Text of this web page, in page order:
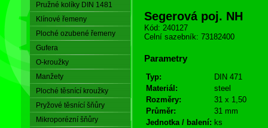
Pružné kolíky DIN 1481
Klínové řemeny
Ploché ozubené řemeny
Gufera
O-kroužky
Manžety
Ploché těsnící kroužky
Pryžové těsnící šňůry
Mikroporézní šňůry
Segerová poj. NH
Kód: 240127
Celní sazebník: 73182400
Parametry
Typ:
DIN 471
Materiál:
steel
Rozměry:
31 x 1,50
Průměr:
31 mm
Jednotka / balení: ks